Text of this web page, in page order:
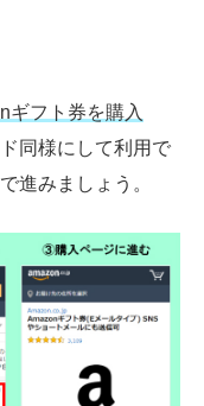
ギフト券を購入
同様にして利用で
進みましょう。